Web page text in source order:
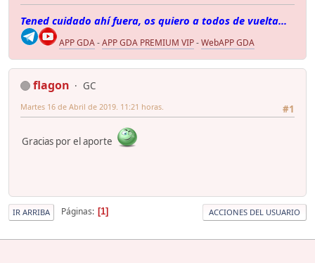
Tened cuidado ahí fuera, os quiero a todos de vuelta...
APP GDA-APP GDA PREMIUM VIP-WebAPP GDA
flagon
GC
#1
Martes 16 de Abril de 2019. 11:21 horas.
Gracias por el aporte
IR ARRIBA Páginas 1 ACCIONES DEL USUARIO